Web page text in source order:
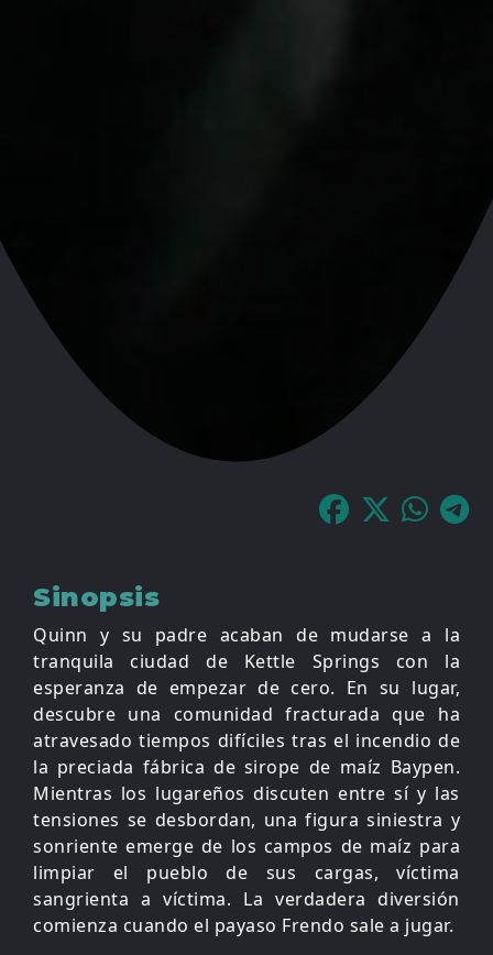
Sinopsis
Quinn y su padre acaban de mudarse a la
tranquila ciudad de Kettle Springs con la
esperanza de empezar de cero. En su lugar,
descubre una comunidad fracturada que ha
atravesado tiempos difíciles tras el incendio de
la preciada fábrica de sirope de maíz Baypen.
Mientras los lugareños discuten entre sí y las
tensiones se desbordan, una figura siniestra y
sonriente emerge de los campos de maíz para
limpiar el pueblo de sus cargas, víctima
sangrienta a víctima. La verdadera diversión
comienza cuando el payaso Frendo sale a jugar.